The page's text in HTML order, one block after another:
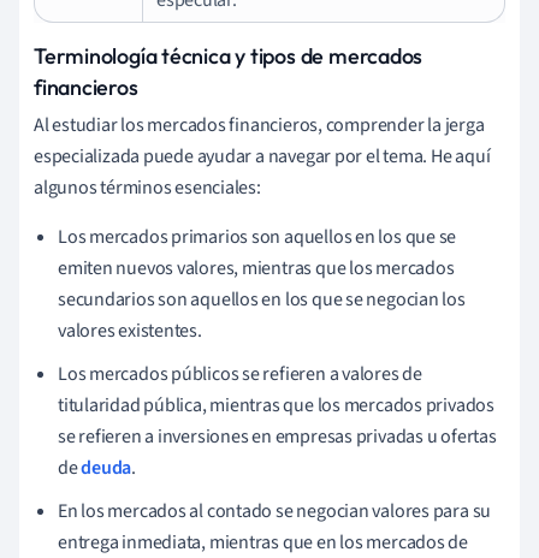
Terminología técnica y tipos de mercados
financieros
Al estudiar los mercados financieros, comprender la jerga
especializada puede ayudar a navegar por el tema. He aquí
algunos términos esenciales:
Los mercados primarios son aquellos en los que se
emiten nuevos valores, mientras que los mercados
secundarios son aquellos en los que se negocian los
valores existentes.
Los mercados públicos se refieren a valores de
titularidad pública, mientras que los mercados privados
se refieren a inversiones en empresas privadas u ofertas
dedeuda.
En los mercados al contado se negocian valores para su
entrega inmediata, mientras que en los mercados de